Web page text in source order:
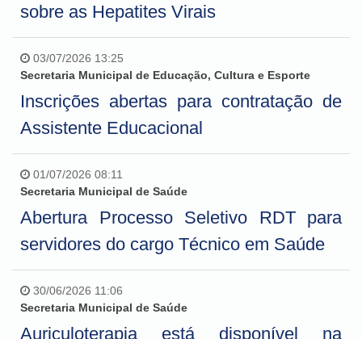
sobre as Hepatites Virais
03/07/2026 13:25
Secretaria Municipal de Educação, Cultura e Esporte
Inscrições abertas para contratação de
Assistente Educacional
01/07/2026 08:11
Secretaria Municipal de Saúde
Abertura Processo Seletivo RDT para
servidores do cargo Técnico em Saúde
30/06/2026 11:06
Secretaria Municipal de Saúde
Auriculoterapia está disponível na